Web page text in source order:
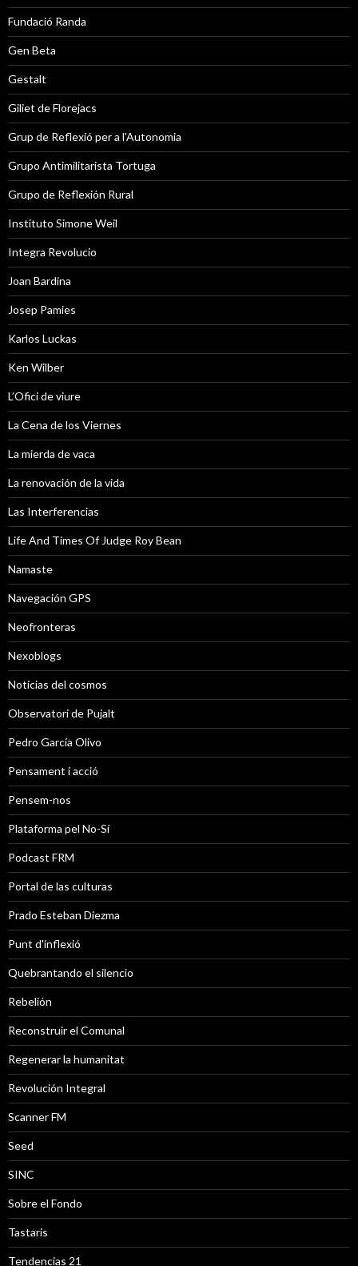
Fundació Randa
Gen Beta
Gestalt
Giliet de Florejacs
Grup de Reflexió per a l'Autonomia
Grupo Antimilitarista Tortuga
Grupo de Reflexión Rural
Instituto Simone Weil
Integra Revolucio
Joan Bardina
Josep Pamies
Karlos Luckas
Ken Wilber
L’Ofici de viure
La Cena de los Viernes
La mierda de vaca
La renovación de la vida
Las Interferencias
Life And Times Of Judge Roy Bean
Namaste
Navegación GPS
Neofronteras
Nexoblogs
Noticias del cosmos
Observatori de Pujalt
Pedro García Olivo
Pensament i acció
Pensem-nos
Plataforma pel No-Sí
Podcast FRM
Portal de las culturas
Prado Esteban Diezma
Punt d'inflexió
Quebrantando el silencio
Rebelión
Reconstruir el Comunal
Regenerar la humanitat
Revolución Integral
Scanner FM
Seed
SINC
Sobre el Fondo
Tastaris
Tendencias 21